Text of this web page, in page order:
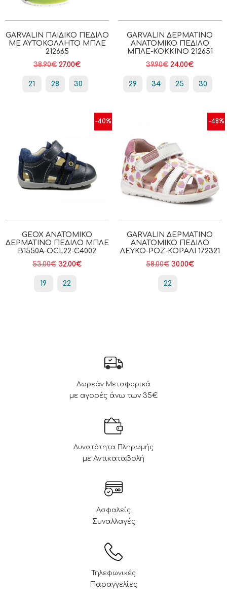
GARVALIN ΠΑΙΔΙΚΌ ΠΈΔΙΛΟ
ΜΕ ΑΥΤΟΚΌΛΛΗΤΟ ΜΠΛΕ
212665
38.90€ 27.00€
21 28 30
GARVALIN ΔΕΡΜΆΤΙΝΟ
ΑΝΑΤΟΜΙΚΌ ΠΈΔΙΛΟ
ΜΠΛΕ-ΚΌΚΚΙΝΟ 212651
39.90€ 24.00€
29 34 25 30
-40%
GEOX ΑΝΑΤΟΜΙΚΌ
ΔΕΡΜΆΤΙΝΟ ΠΈΔΙΛΟ ΜΠΛΕ
B1550A-OCL22-C4002
53.00€ 32.00€
19 22
-48%
GARVALIN ΔΕΡΜΆΤΙΝΟ
ΑΝΑΤΟΜΙΚΌ ΠΈΔΙΛΟ
ΛΕΥΚΌ-ΡΟΖ-ΚΟΡΑΛΊ 172321
58.00€ 30.00€
22
Δωρεάν Μεταφορικά
με αγορές άνω των 35€
Δυνατότητα Πληρωμής
με Αντικαταβολή
Ασφαλείς
Συναλλαγές
Τηλεφωνικές
Παραγγελίες